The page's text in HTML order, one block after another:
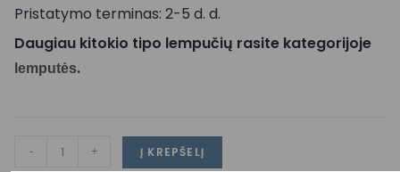
Pristatymo terminas: 2-5 d. d.
Daugiau kitokio tipo lempučių rasite kategorijoje
lemputės.
- + Į KREPŠELĮ